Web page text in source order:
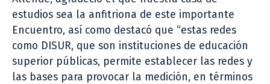
estudios sea la anfitriona de este importante
Encuentro, así como destacó que “estas redes
como DISUR, que son instituciones de educación
superior públicas, permite establecer las redes y
las bases para provocar la medición, en términos